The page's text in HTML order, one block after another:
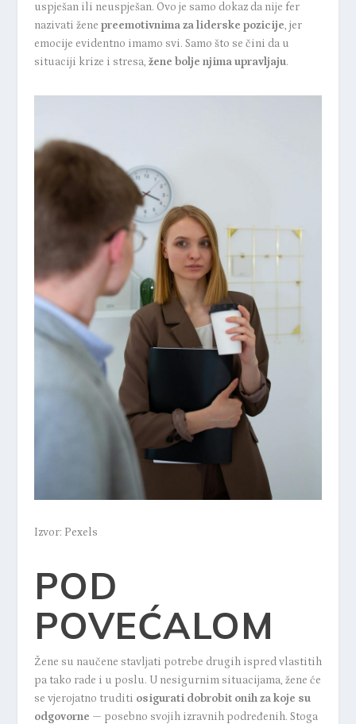
uspješan ili neuspješan. Ovo je samo dokaz da nije fer
nazivati žene preemotivnima za liderske pozicije, jer
emocije evidentno imamo svi. Samo što se čini da u
situaciji krize i stresa, žene bolje njima upravljaju.
Izvor: Pexels
POD
POVEĆALOM
Žene su naučene stavljati potrebe drugih ispred vlastitih
pa tako rade i u poslu. U nesigurnim situacijama, žene će
se vjerojatno truditi osigurati dobrobit onih za koje su
odgovorne — posebno svojih izravnih podređenih. Stoga